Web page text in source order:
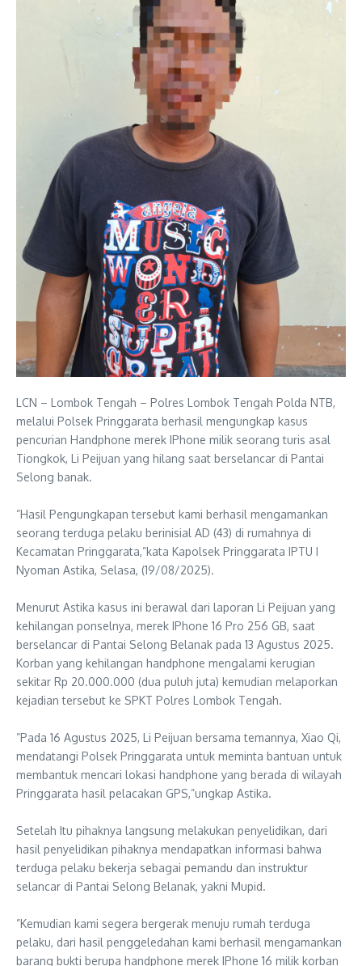
LCN – Lombok Tengah – Polres Lombok Tengah Polda NTB,
melalui Polsek Pringgarata berhasil mengungkap kasus
pencurian Handphone merek IPhone milik seorang turis asal
Tiongkok, Li Peijuan yang hilang saat berselancar di Pantai
Selong banak.
‎”Hasil Pengungkapan tersebut kami berhasil mengamankan
seorang terduga pelaku berinisial AD (43) di rumahnya di
Kecamatan Pringgarata,”kata Kapolsek Pringgarata IPTU I
Nyoman Astika, Selasa, (19/08/2025).
‎​Menurut Astika kasus ini berawal dari laporan Li Peijuan yang
kehilangan ponselnya, merek IPhone 16 Pro 256 GB, saat
berselancar di Pantai Selong Belanak pada 13 Agustus 2025.
Korban yang kehilangan handphone mengalami kerugian
sekitar Rp 20.000.000 (dua puluh juta) kemudian melaporkan
kejadian tersebut ke SPKT Polres Lombok Tengah.
‎”​Pada 16 Agustus 2025, Li Peijuan bersama temannya, Xiao Qi,
mendatangi Polsek Pringgarata untuk meminta bantuan untuk
membantuk mencari lokasi handphone yang berada di wilayah
Pringgarata hasil pelacakan GPS,”ungkap Astika.
‎​Setelah Itu pihaknya langsung melakukan penyelidikan, dari
hasil penyelidikan pihaknya mendapatkan informasi bahwa
terduga pelaku bekerja sebagai pemandu dan instruktur
selancar di Pantai Selong Belanak, yakni Mupid.
‎”Kemudian kami segera bergerak menuju rumah terduga
pelaku, dari hasil penggeledahan kami berhasil mengamankan
barang bukti berupa handphone merek IPhone 16 milik korban